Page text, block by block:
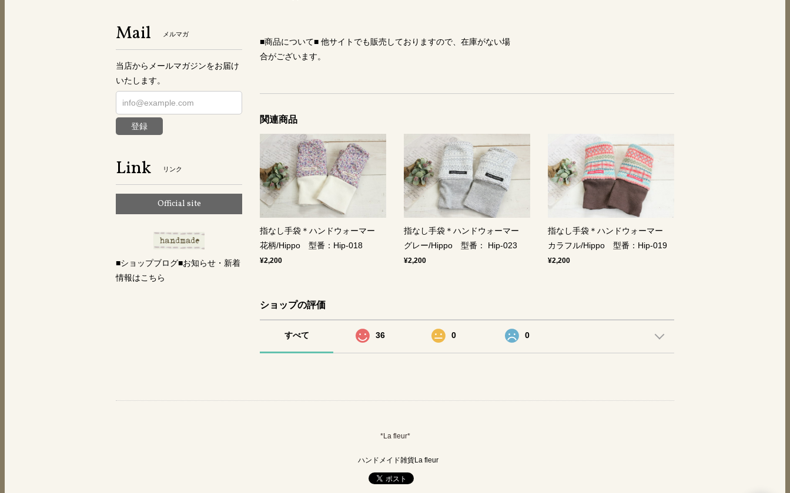
■商品について■ 他サイトでも販売しておりますので、在庫がない場
合がございます。
関連商品
指なし手袋＊ハンドウォーマー
花柄/Hippo 型番：Hip-018
¥2,200
指なし手袋＊ハンドウォーマー
グレー/Hippo 型番： Hip-023
¥2,200
指なし手袋＊ハンドウォーマー
カラフル/Hippo 型番：Hip-019
¥2,200
ショップの評価
すべて 36 0 0
Mail メルマガ
当店からメールマガジンをお届け
いたします。
登録
Link リンク
Official site
■ショップブログ■お知らせ・新着
情報はこちら
*La fleur*
ハンドメイド雑貨La fleur